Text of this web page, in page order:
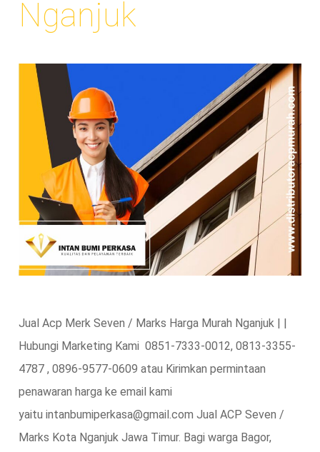
Nganjuk
Jual Acp Merk Seven / Marks Harga Murah Nganjuk | |
Hubungi Marketing Kami 0851-7333-0012, 0813-3355-
4787 , 0896-9577-0609 atau Kirimkan permintaan
penawaran harga ke email kami
yaitu intanbumiperkasa@gmail.com Jual ACP Seven /
Marks Kota Nganjuk Jawa Timur. Bagi warga Bagor,